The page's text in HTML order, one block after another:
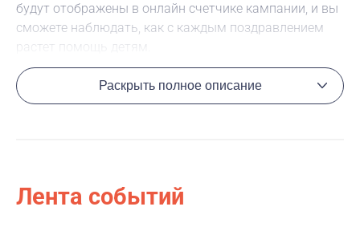
будут отображены в онлайн счетчике кампании, и вы
сможете наблюдать, как с каждым поздравлением
растет помощь детям.
Раскрыть полное описание
Лента событий